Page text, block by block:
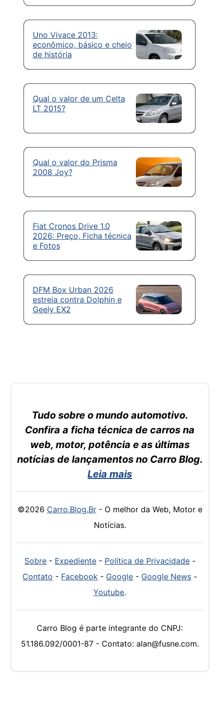
Uno Vivace 2013:
econômico, básico e cheio
de história
Qual o valor de um Celta
LT 2015?
Qual o valor do Prisma
2008 Joy?
Fiat Cronos Drive 1.0
2026: Preço, Ficha técnica
e Fotos
DFM Box Urban 2026
estreia contra Dolphin e
Geely EX2
Tudo sobre o mundo automotivo.
Confira a ficha técnica de carros na
web, motor, potência e as últimas
notícias de lançamentos no Carro Blog.
Leia mais
©2026 Carro.Blog.Br- O melhor da Web, Motor e
Notícias.
Sobre- Expediente- Política de Privacidade-
Contato - Facebook - Google - Google News -
Youtube.
Carro Blog é parte integrante do CNPJ:
51.186.092/0001-87 - Contato: alan@fusne.com.